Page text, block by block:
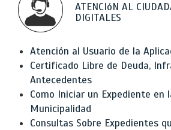
ATENCIóN AL
DIGITALES
Atención al Usuario de la
Certificado Libre de Deuda,
Antecedentes
Como Iniciar un Expediente en
Municipalidad
Consultas Sobre Expedientes